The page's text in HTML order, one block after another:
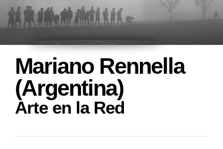
Mariano Rennella
(Argentina)
Arte en la Red